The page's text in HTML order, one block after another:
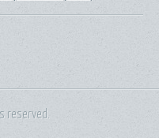
reserved.